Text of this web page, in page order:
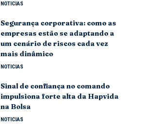
NOTICIAS
Segurança corporativa: como as
empresas estão se adaptando a
um cenário de riscos cada vez
mais dinâmico
NOTICIAS
Sinal de confiança no comando
impulsiona forte alta da Hapvida
na Bolsa
NOTICIAS